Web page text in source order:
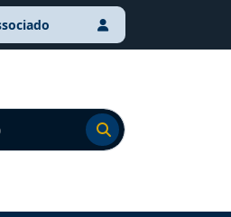
Ir para o resultado